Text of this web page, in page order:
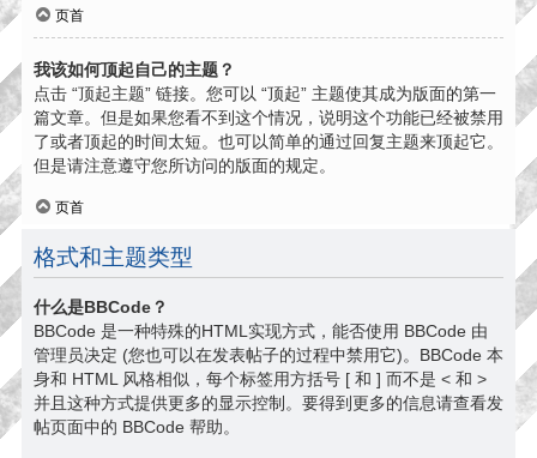
页首
我该如何顶起自己的主题？
点击 “顶起主题” 链接。您可以 “顶起” 主题使其成为版面的第一
篇文章。但是如果您看不到这个情况，说明这个功能已经被禁用
了或者顶起的时间太短。也可以简单的通过回复主题来顶起它。
但是请注意遵守您所访问的版面的规定。
页首
格式和主题类型
什么是BBCode？
BBCode 是一种特殊的HTML实现方式，能否使用 BBCode 由
管理员决定 (您也可以在发表帖子的过程中禁用它)。BBCode 本
身和 HTML 风格相似，每个标签用方括号 [ 和 ] 而不是 < 和 >
并且这种方式提供更多的显示控制。要得到更多的信息请查看发
帖页面中的 BBCode 帮助。